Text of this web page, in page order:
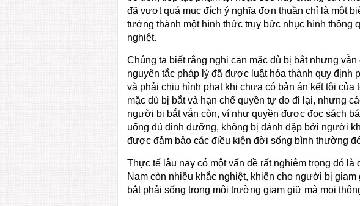
đã vượt quá mục đích ý nghĩa đơn thuần chỉ là một
tướng thành một hình thức truy bức nhục hình thông
nghiệt.
Chúng ta biết rằng nghi can mặc dù bị bắt nhưng
nguyên tắc pháp lý đã được luật hóa thành quy định
và phải chịu hình phạt khi chưa có bản án kết tội
mặc dù bị bắt và hạn chế quyền tự do đi lại, nhưng
người bị bắt vẫn còn, ví như quyền được đọc sách
uống đủ dinh dưỡng, không bị đánh đập bởi người
được đảm bảo các điều kiện đời sống bình thường
Thực tế lâu nay có một vấn đề rất nghiêm trọng đó
Nam còn nhiều khắc nghiệt, khiến cho người bị
bắt phải sống trong môi trường giam giữ mà mọi